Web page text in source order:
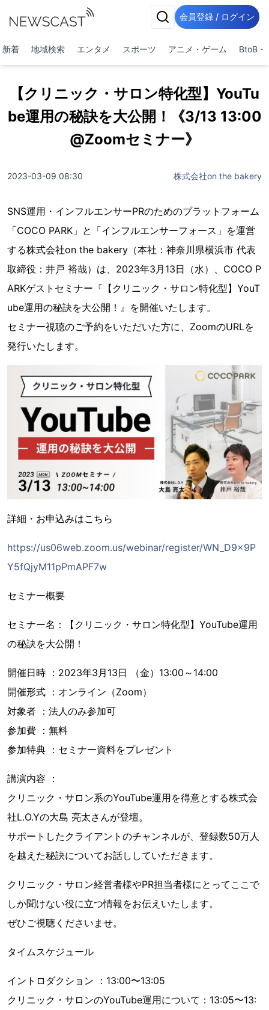
会員登録 / ログイン
新着 地域検索 エンタメ スポーツ アニメ・ゲーム BtoB・
【クリニック・サロン特化型】YouTu
be運用の秘訣を大公開！《3/13 13:00
@Zoomセミナー》
2023-03-09 08:30 株式会社on the bakery
SNS運用・インフルエンサーPRのためのプラットフォーム
「COCO PARK」と「インフルエンサーフォース」を運営
する株式会社on the bakery（本社：神奈川県横浜市 代表
取締役：井戸 裕哉）は、2023年3月13日（水）、COCO P
ARKゲストセミナー『【クリニック・サロン特化型】YouT
ube運用の秘訣を大公開！』を開催いたします。
セミナー視聴のご予約をいただいた方に、ZoomのURLを
発行いたします。
詳細・お申込みはこちら
https://us06web.zoom.us/webinar/register/WN_D9x9P
Y5fQjyM11pPmAPF7w
セミナー概要
セミナー名：【クリニック・サロン特化型】YouTube運用
の秘訣を大公開！
開催日時 ：2023年3月13日 （金）13:00～14:00
開催形式 ：オンライン（Zoom）
対象者 ：法人のみ参加可
参加費 ：無料
参加特典 ：セミナー資料をプレゼント
講演内容 ：
クリニック・サロン系のYouTube運用を得意とする株式会
社L.O.Yの大島 亮太さんが登壇。
サポートしたクライアントのチャンネルが、登録数50万人
を越えた秘訣についてお話ししていただきます。
クリニック・サロン経営者様やPR担当者様にとってここで
しか聞けない役に立つ情報をお伝えいたします。
ぜひご視聴くださいませ。
タイムスケジュール
イントロダクション ：13:00〜13:05
クリニック・サロンのYouTube運用について：13:05〜13: